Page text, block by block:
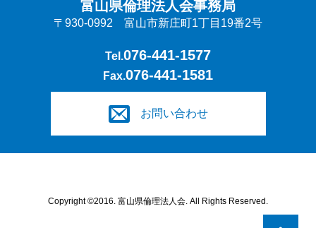
富山県倫理法人会事務局
〒930-0992 富山市新庄町1丁目19番2号
Tel.076-441-1577
Fax.076-441-1581
お問い合わせ
Copyright ©2016. 富山県倫理法人会. All Rights Reserved.